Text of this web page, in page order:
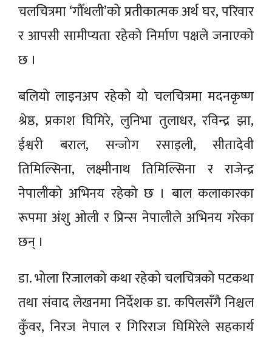
चलचित्रमा ‘गौँथली’को प्रतीकात्मक अर्थ घर, परिवार
र आपसी सामीप्यता रहेको निर्माण पक्षले जनाएको
छ ।
बलियो लाइनअप रहेको यो चलचित्रमा मदनकृष्ण
श्रेष्ठ, प्रकाश घिमिरे, लुनिभा तुलाधर, रविन्द्र झा,
ईश्वरी बराल, सन्जोग रसाइली, सीतादेवी
तिमिल्सिना, लक्ष्मीनाथ तिमिल्सिना र राजेन्द्र
नेपालीको अभिनय रहेको छ । बाल कलाकारका
रूपमा अंशु ओली र प्रिन्स नेपालीले अभिनय गरेका
छन् ।
डा. भोला रिजालको कथा रहेको चलचित्रको पटकथा
तथा संवाद लेखनमा निर्देशक डा. कपिलसँगै निश्चल
कुँवर, निरज नेपाल र गिरिराज घिमिरेले सहकार्य